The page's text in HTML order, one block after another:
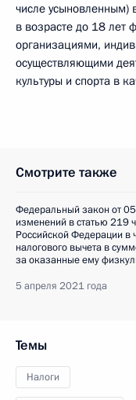
числе усыновленным)
в возрасте до 18 лет
организациями,
осуществляющими
культуры и спорта в
Смотрите также
Федеральный закон от
изменений в статью 219
Российской Федерации в
налогового вычета в
за оказанные ему
5 апреля 2021 года
Темы
Налоги